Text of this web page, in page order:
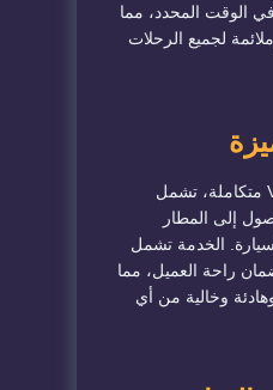
الوقت المحدد، مما
لجميع الرحلات
تقدم الشركة تجربة VIP متكاملة، تشمل
إلى المطار
الخدمة تشمل
راحة العميل، مما
وخالية من أي